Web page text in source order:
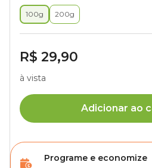
100g 200g
R$ 29,90
à vista
Adicionar ao
Programe e economize